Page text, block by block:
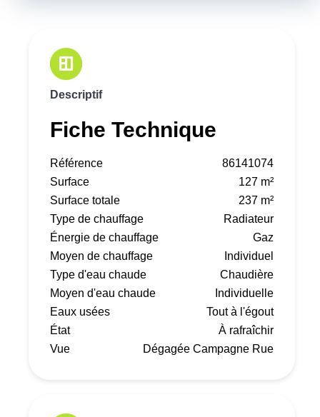
Descriptif
Fiche Technique
Référence
86141074
Surface
127 m²
Surface totale
237 m²
Type de chauffage
Radiateur
Énergie de chauffage
Gaz
Moyen de chauffage
Individuel
Type d'eau chaude
Chaudière
Moyen d'eau chaude
Individuelle
Eaux usées
Tout à l'égout
État
À rafraîchir
Vue
Dégagée Campagne Rue